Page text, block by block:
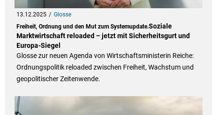
13.12.2025
Glosse
Freiheit, Ordnung und den Mut zum Systemupdate.Soziale
Marktwirtschaft reloaded – jetzt mit Sicherheitsgurt und
Europa-Siegel
Glosse zur neuen Agenda von Wirtschaftsministerin Reiche:
Ordnungspolitik reloaded zwischen Freiheit, Wachstum und
geopolitischer Zeitenwende.